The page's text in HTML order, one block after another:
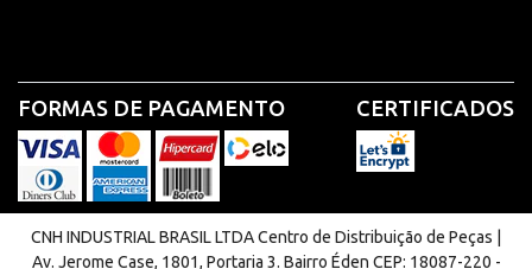
FORMAS DE PAGAMENTO CERTIFICADOS
CNH INDUSTRIAL BRASIL LTDA Centro de Distribuição de Peças |
Av. Jerome Case, 1801, Portaria 3. Bairro Éden CEP: 18087-220 -